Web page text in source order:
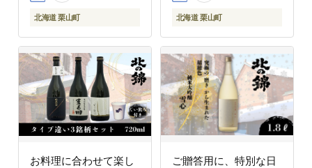
北海道 栗山町 北海道 栗山町
お料理に合わせて楽し
ご贈答用に、特別な日